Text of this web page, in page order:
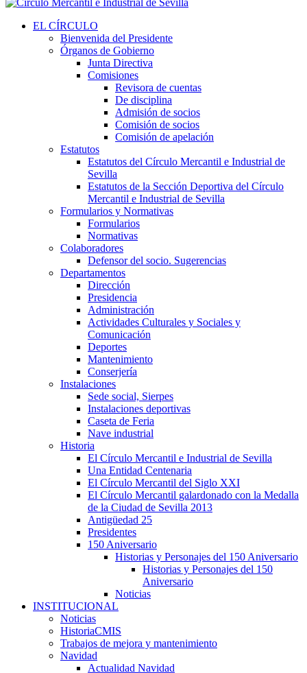
EL CÍRCULO
Bienvenida del Presidente
Órganos de Gobierno
Junta Directiva
Comisiones
Revisora de cuentas
De disciplina
Admisión de socios
Comisión de socios
Comisión de apelación
Estatutos
Estatutos del Círculo Mercantil e Industrial de
Sevilla
Estatutos de la Sección Deportiva del Círculo
Mercantil e Industrial de Sevilla
Formularios y Normativas
Formularios
Normativas
Colaboradores
Defensor del socio. Sugerencias
Departamentos
Dirección
Presidencia
Administración
Actividades Culturales y Sociales y
Comunicación
Deportes
Mantenimiento
Conserjería
Instalaciones
Sede social, Sierpes
Instalaciones deportivas
Caseta de Feria
Nave industrial
Historia
El Círculo Mercantil e Industrial de Sevilla
Una Entidad Centenaria
El Círculo Mercantil del Siglo XXI
El Círculo Mercantil galardonado con la Medalla
de la Ciudad de Sevilla 2013
Antigüedad 25
Presidentes
150 Aniversario
Historias y Personajes del 150 Aniversario
Historias y Personajes del 150
Aniversario
Noticias
INSTITUCIONAL
Noticias
HistoriaCMIS
Trabajos de mejora y mantenimiento
Navidad
Actualidad Navidad